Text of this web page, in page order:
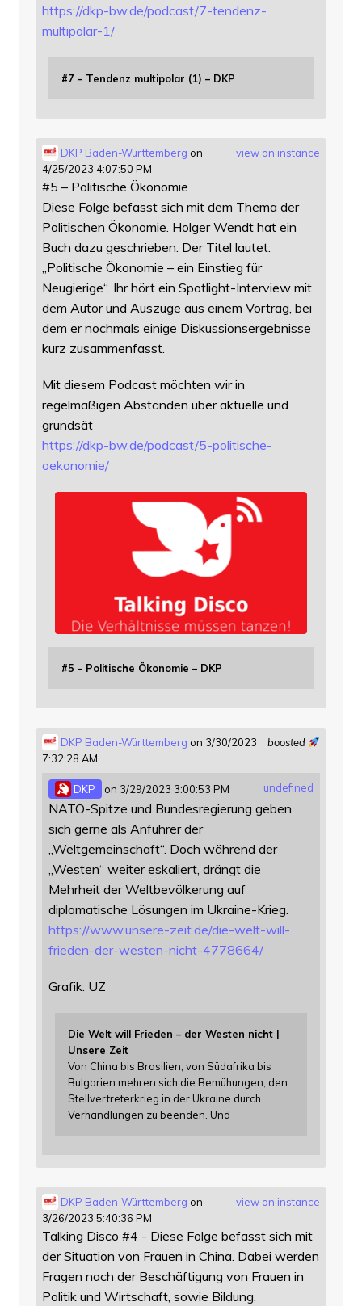
https://dkp-bw.de/podcast/7-tendenz-
multipolar-1/
#7 – Tendenz multipolar (1) – DKP
view on instance
DKP Baden-Württemberg on
4/25/2023 4:07:50 PM
#5 – Politische Ökonomie
Diese Folge befasst sich mit dem Thema der
Politischen Ökonomie. Holger Wendt hat ein
Buch dazu geschrieben. Der Titel lautet:
„Politische Ökonomie – ein Einstieg für
Neugierige“. Ihr hört ein Spotlight-Interview mit
dem Autor und Auszüge aus einem Vortrag, bei
dem er nochmals einige Diskussionsergebnisse
kurz zusammenfasst.
Mit diesem Podcast möchten wir in
regelmäßigen Abständen über aktuelle und
grundsät
https://dkp-bw.de/podcast/5-politische-
oekonomie/
#5 – Politische Ökonomie – DKP
boosted
DKP Baden-Württemberg on 3/30/2023
7:32:28 AM
undefined
DKP on 3/29/2023 3:00:53 PM
NATO-Spitze und Bundesregierung geben
sich gerne als Anführer der
„Weltgemeinschaft“. Doch während der
„Westen“ weiter eskaliert, drängt die
Mehrheit der Weltbevölkerung auf
diplomatische Lösungen im Ukraine-Krieg.
https://www.unsere-zeit.de/die-welt-will-
frieden-der-westen-nicht-4778664/
Grafik: UZ
Die Welt will Frieden – der Westen nicht |
Unsere Zeit
Von China bis Brasilien, von Südafrika bis
Bulgarien mehren sich die Bemühungen, den
Stellvertreterkrieg in der Ukraine durch
Verhandlungen zu beenden. Und
view on instance
DKP Baden-Württemberg on
3/26/2023 5:40:36 PM
Talking Disco #4 - Diese Folge befasst sich mit
der Situation von Frauen in China. Dabei werden
Fragen nach der Beschäftigung von Frauen in
Politik und Wirtschaft, sowie Bildung,